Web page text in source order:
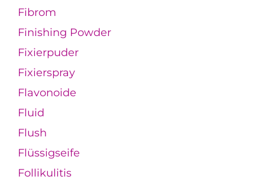
Fibrom
Finishing Powder
Fixierpuder
Fixierspray
Flavonoide
Fluid
Flush
Flüssigseife
Follikulitis